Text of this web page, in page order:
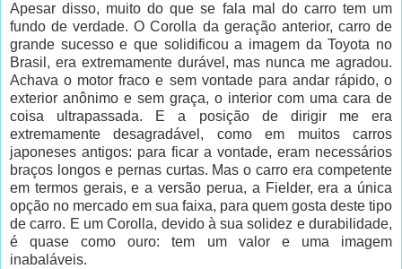
Apesar disso, muito do que se fala mal do carro tem um
fundo de verdade. O Corolla da geração anterior, carro de
grande sucesso e que solidificou a imagem da Toyota no
Brasil, era extremamente durável, mas nunca me agradou.
Achava o motor fraco e sem vontade para andar rápido, o
exterior anônimo e sem graça, o interior com uma cara de
coisa ultrapassada. E a posição de dirigir me era
extremamente desagradável, como em muitos carros
japoneses antigos: para ficar a vontade, eram necessários
braços longos e pernas curtas. Mas o carro era competente
em termos gerais, e a versão perua, a Fielder, era a única
opção no mercado em sua faixa, para quem gosta deste tipo
de carro. E um Corolla, devido à sua solidez e durabilidade,
é quase como ouro: tem um valor e uma imagem
inabaláveis.